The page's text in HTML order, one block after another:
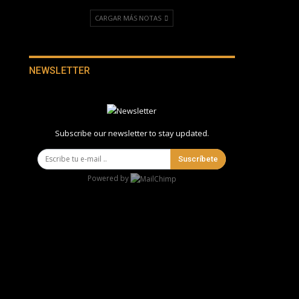
CARGAR MÁS NOTAS
NEWSLETTER
Subscribe our newsletter to stay updated.
Suscríbete
Powered by